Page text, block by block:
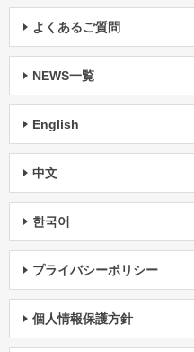
よくあるご質問
NEWS一覧
English
中文
한국어
プライバシーポリシー
個人情報保護方針